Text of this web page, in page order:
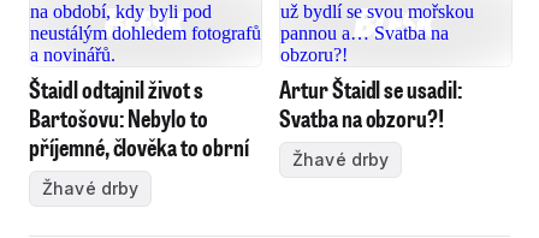
Štaidl odtajnil život s
Bartošovu: Nebylo to
příjemné, člověka to obrní
Žhavé drby
Artur Štaidl se usadil:
Svatba na obzoru?!
Žhavé drby